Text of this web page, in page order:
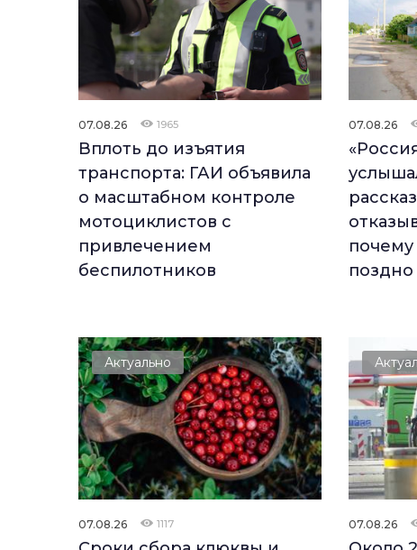
07.08.26 1965
Вплоть до изъятия
транспорта: ГАИ объявила
о масштабном контроле
мотоциклистов с
привлечением
беспилотников
07.08.26
поздно
Актуально
07.08.26 1117 07.08.26